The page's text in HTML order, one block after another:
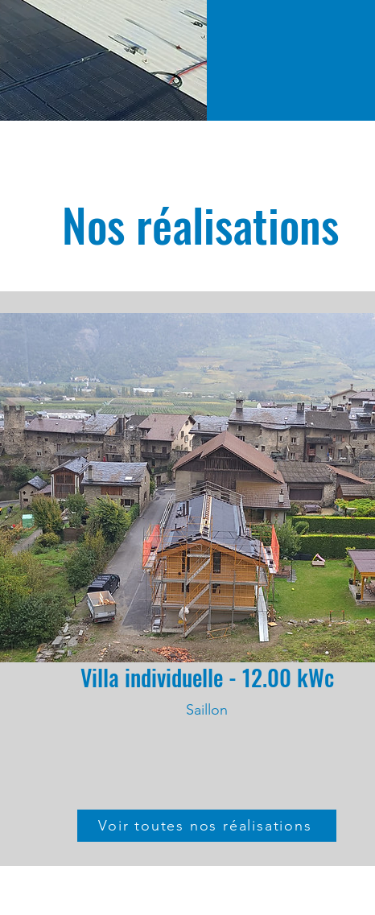
Nos réalisations
Voir toutes nos réalisations
Villa individuelle - 12.00 kWc
Saillon